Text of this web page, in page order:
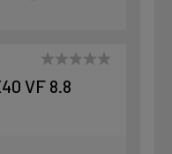
VF 8.8